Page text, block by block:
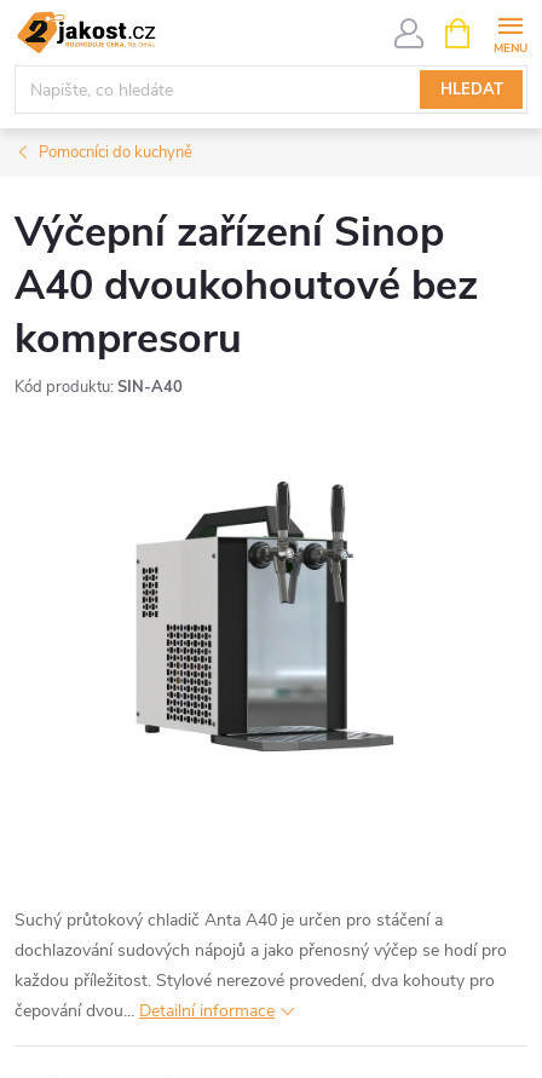
Přejít
obsah
HLEDAT
NÁKUPNÍ
KOŠÍK
Pomocníci do kuchyně
Výčepní zařízení Sinop
A40 dvoukohoutové bez
kompresoru
Kód produktu: SIN-A40
Suchý průtokový chladič Anta A40 je určen pro stáčení a
dochlazování sudových nápojů a jako přenosný výčep se hodí pro
každou příležitost. Stylové nerezové provedení, dva kohouty pro
čepování dvou... Detailní informace